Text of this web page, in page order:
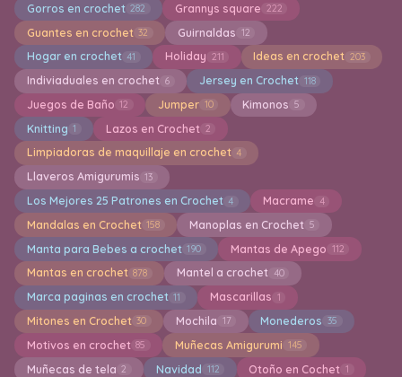
Gorros en crochet 282 Grannys square 222
Guantes en crochet 32 Guirnaldas 12
Hogar en crochet 41 Holiday 211 Ideas en crochet 203
Indiviaduales en crochet 6 Jersey en Crochet 118
Juegos de Baño 12 Jumper 10 Kimonos 5
Knitting 1 Lazos en Crochet 2
Limpiadoras de maquillaje en crochet 4
Llaveros Amigurumis 13
Los Mejores 25 Patrones en Crochet 4 Macrame 4
Mandalas en Crochet 158 Manoplas en Crochet 5
Manta para Bebes a crochet 190 Mantas de Apego 112
Mantas en crochet 878 Mantel a crochet 40
Marca paginas en crochet 11 Mascarillas 1
Mitones en Crochet 30 Mochila 17 Monederos 35
Motivos en crochet 85 Muñecas Amigurumi 145
Muñecas de tela 2 Navidad 112 Otoño en Cochet 1